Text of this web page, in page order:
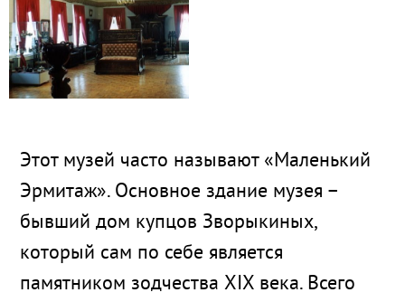
Этот музей часто называют «Маленький
Эрмитаж». Основное здание музея –
бывший дом купцов Зворыкиных,
который сам по себе является
памятником зодчества XIX века. Всего